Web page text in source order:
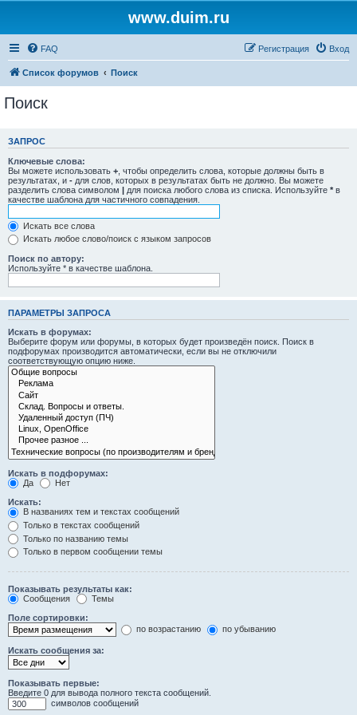
www.duim.ru
FAQ Вход
Регистрация
Список форумов Поиск
Поиск
ЗАПРОС
Ключевые слова:
Вы можете использовать + , чтобы определить слова, которые должны быть в
результатах, и - для слов, которых в результатах быть не должно. Вы можете
разделить слова символом | для поиска любого слова из списка. Используйте * в
качестве шаблона для частичного совпадения.
Искать все слова
Искать любое слово/поиск с языком запросов
Поиск по автору:
Используйте * в качестве шаблона.
ПАРАМЕТРЫ ЗАПРОСА
Искать в форумах:
Выберите форум или форумы, в которых будет произведён поиск. Поиск в
подфорумах производится автоматически, если вы не отключили
соответствующую опцию ниже.
Искать в подфорумах:
Да
Нет
Искать:
В названиях тем и текстах сообщений
Только в текстах сообщений
Только по названию темы
Только в первом сообщении темы
Показывать результаты как:
Сообщения
Темы
Поле сортировки:
по возрастанию
по убыванию
Искать сообщения за:
Показывать первые:
Введите 0 для вывода полного текста сообщений.
символов сообщений